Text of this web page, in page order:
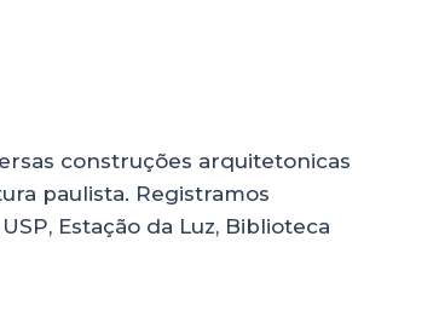
construções arquitetonicas
paulista. Registramos
Estação da Luz, Biblioteca